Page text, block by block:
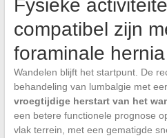
Fysieke
compatibel zijn
foraminale hernia
Wandelen blijft het startpunt. De
behandeling van lumbalgie met
vroegtijdige herstart van het
een betere functionele prognose
vlak terrein, met een gematigde